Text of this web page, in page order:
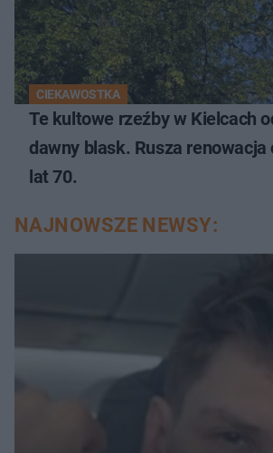
CIEKAWOSTKA
Te kultowe rzeźby w Kielcach
dawny blask. Rusza renowacja
lat 70.
NAJNOWSZE NEWSY: